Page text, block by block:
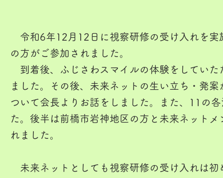
令和6年12月12日に視察研修の受け入れを実
の方がご参加されました。
到着後、ふじさわスマイルの体験をしていた
ました。その後、未来ネットの生い立ち・発
ついて会長よりお話をしました。また、11の
た。後半は前橋市岩神地区の方と未来ネット
れました。
未来ネットとしても視察研修の受け入れは初